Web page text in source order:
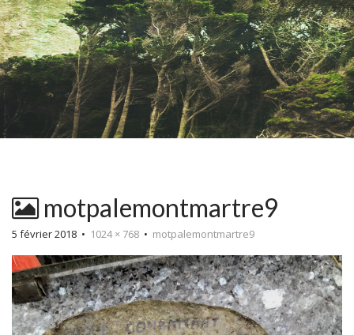
motpalemontmartre9
5 février 2018 • 1024 × 768 • motpalemontmartre9